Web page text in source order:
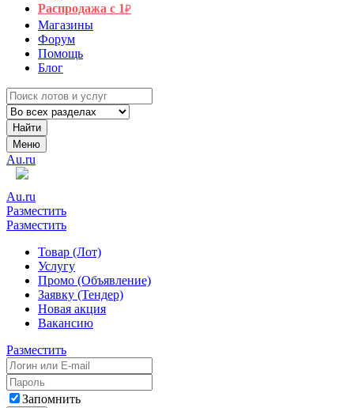
Распродажа с 1₽
Магазины
Форум
Помощь
Блог
Найти
Меню
Au.ru
Au.ru
Разместить
Разместить
Товар (Лот)
Услугу
Промо (Объявление)
Заявку (Тендер)
Новая акция
Вакансию
Разместить
Запомнить